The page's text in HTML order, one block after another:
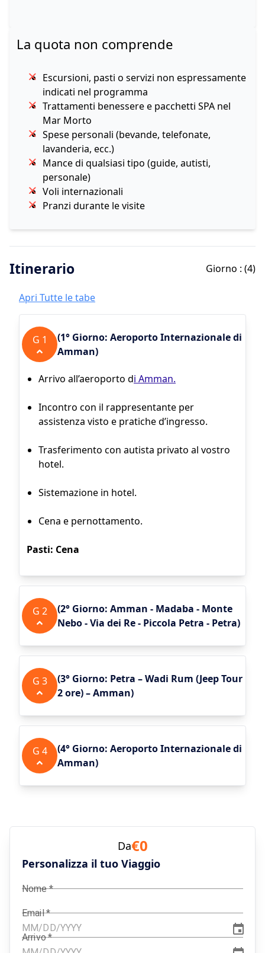
La quota non comprende
Escursioni, pasti o servizi non espressamente
indicati nel programma
Trattamenti benessere e pacchetti SPA nel
Mar Morto
Spese personali (bevande, telefonate,
lavanderia, ecc.)
Mance di qualsiasi tipo (guide, autisti,
personale)
Voli internazionali
Pranzi durante le visite
Itinerario Giorno : (4)
Apri Tutte le tabe
G 1 (1° Giorno: Aeroporto Internazionale di
Amman)
Arrivo all’aeroporto di Amman.
Incontro con il rappresentante per
assistenza visto e pratiche d’ingresso.
Trasferimento con autista privato al vostro
hotel.
Sistemazione in hotel.
Cena e pernottamento.
Pasti: Cena
G 2 (2° Giorno: Amman - Madaba - Monte
Nebo - Via dei Re - Piccola Petra - Petra)
G 3 (3° Giorno: Petra – Wadi Rum (Jeep Tour
2 ore) – Amman)
G 4 (4° Giorno: Aeroporto Internazionale di
Amman)
Da€0
Personalizza il tuo Viaggio
Nome*
Email*
Arrivo*